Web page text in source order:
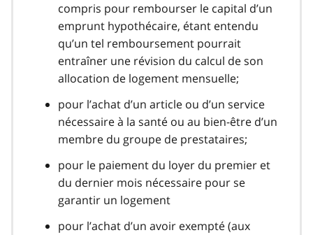
compris pour rembourser le capital d’un
emprunt hypothécaire, étant entendu
qu’un tel remboursement pourrait
entraîner une révision du calcul de son
allocation de logement mensuelle;
pour l’achat d’un article ou d’un service
nécessaire à la santé ou au bien-être d’un
membre du groupe de prestataires;
pour le paiement du loyer du premier et
du dernier mois nécessaire pour se
garantir un logement
pour l’achat d’un avoir exempté (aux